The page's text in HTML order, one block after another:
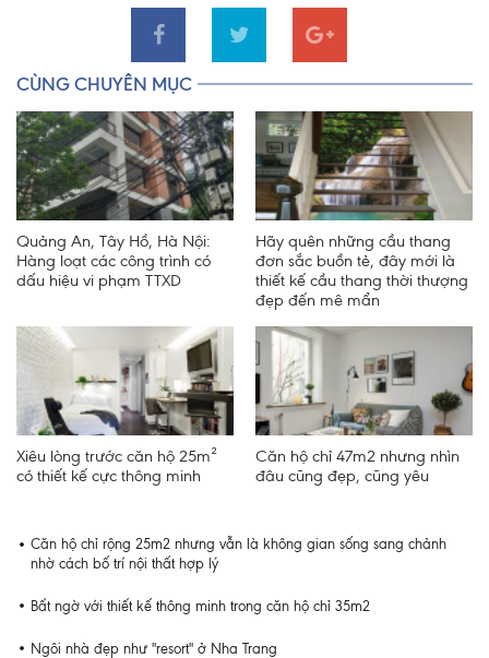
CÙNG CHUYÊN MỤC
Quảng An, Tây Hồ, Hà Nội:
Hàng loạt các công trình có
dấu hiệu vi phạm TTXD
Hãy quên những cầu thang
đơn sắc buồn tẻ, đây mới là
thiết kế cầu thang thời thượng
đẹp đến mê mẩn
Xiêu lòng trước căn hộ 25m²
có thiết kế cực thông minh
Căn hộ chỉ 47m2 nhưng nhìn
đâu cũng đẹp, cũng yêu
Căn hộ chỉ rộng 25m2 nhưng vẫn là không gian sống sang chảnh
nhờ cách bố trí nội thất hợp lý
Bất ngờ với thiết kế thông minh trong căn hộ chỉ 35m2
Ngôi nhà đẹp như "resort" ở Nha Trang